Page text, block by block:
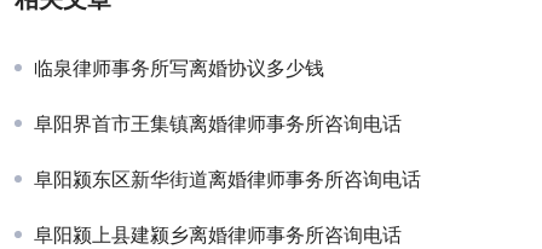
临泉律师事务所写离婚协议多少钱
阜阳界首市王集镇离婚律师事务所咨询电话
阜阳颍东区新华街道离婚律师事务所咨询电话
阜阳颍上县建颍乡离婚律师事务所咨询电话